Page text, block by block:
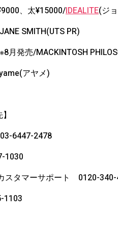
、太¥15000/IDEALITE(ジ
SMITH(UTS PR)
月発売/MACKINTOSH
アヤメ)
6447-2478
1030
スタマーサポート 0120-